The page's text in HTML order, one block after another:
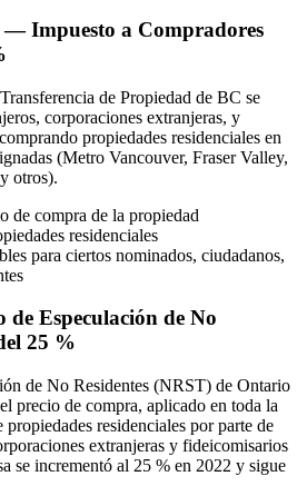
Impuesto a Compradores
de Propiedad de BC se
corporaciones extranjeras, y
propiedades residenciales en
(Metro Vancouver, Fraser Valley,
otros).
de compra de la propiedad
residenciales
para ciertos nominados, ciudadanos,
Especulación de No
25 %
de No Residentes (NRST) de Ontario
precio de compra, aplicado en toda la
residenciales por parte de
extranjeras y fideicomisarios
se incrementó al 25 % en 2022 y sigue